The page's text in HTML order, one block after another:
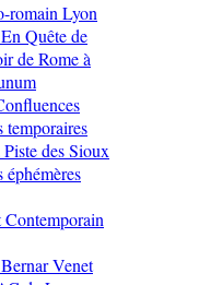
romain Lyon
Quête de
de Rome à
temporaires
des Sioux
éphémères
Venet